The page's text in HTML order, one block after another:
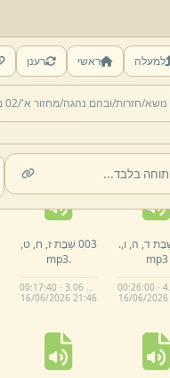
למעלה ראשי רענן
נושא/חזרות/ובהם נהגה/מחזור א'/02 מועד
ה, ו,.
mp3
16/06/2026
003 שַׁבָּת ז, ח, ט,
.
mp3
00:17:40 · 3.06 MB
16/06/2026 21:46